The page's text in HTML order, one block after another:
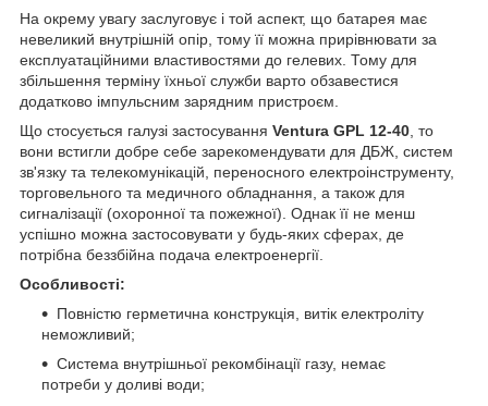
На окрему увагу заслуговує і той аспект, що батарея має
невеликий внутрішній опір, тому її можна прирівнювати за
експлуатаційними властивостями до гелевих. Тому для
збільшення терміну їхньої служби варто обзавестися
додатково імпульсним зарядним пристроєм.
Що стосується галузі застосування Ventura GPL 12-40, то
вони встигли добре себе зарекомендувати для ДБЖ, систем
зв'язку та телекомунікацій, переносного електроінструменту,
торговельного та медичного обладнання, а також для
сигналізації (охоронної та пожежної). Однак її не менш
успішно можна застосовувати у будь-яких сферах, де
потрібна беззбійна подача електроенергії.
Особливості:
Повністю герметична конструкція, витік електроліту
неможливий;
Система внутрішньої рекомбінації газу, немає
потреби у доливі води;